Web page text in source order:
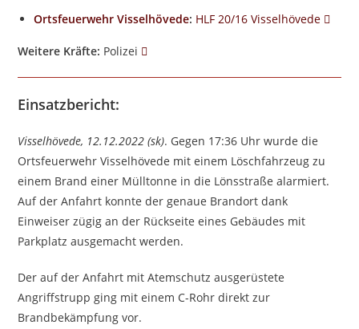
Ortsfeuerwehr Visselhövede: HLF 20/16 Visselhövede
Weitere Kräfte: Polizei
Einsatzbericht:
Visselhövede, 12.12.2022 (sk). Gegen 17:36 Uhr wurde die
Ortsfeuerwehr Visselhövede mit einem Löschfahrzeug zu
einem Brand einer Mülltonne in die Lönsstraße alarmiert.
Auf der Anfahrt konnte der genaue Brandort dank
Einweiser zügig an der Rückseite eines Gebäudes mit
Parkplatz ausgemacht werden.
Der auf der Anfahrt mit Atemschutz ausgerüstete
Angriffstrupp ging mit einem C-Rohr direkt zur
Brandbekämpfung vor.